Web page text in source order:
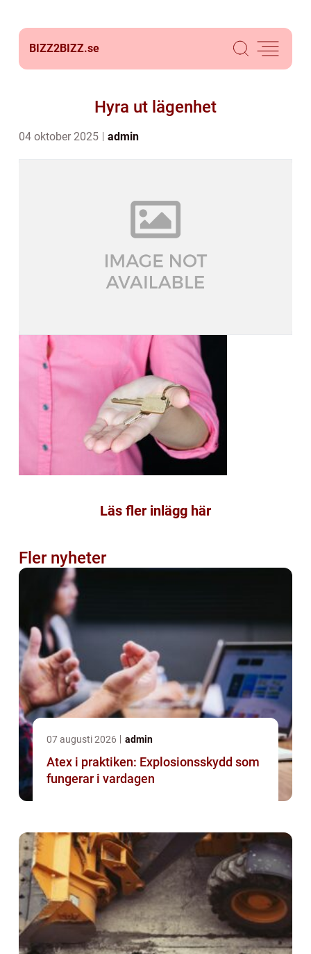
BIZZ2BIZZ.se
Hyra ut lägenhet
04 oktober 2025 admin
Läs fler inlägg här
Fler nyheter
07 augusti 2026 admin
Atex i praktiken: Explosionsskydd som
fungerar i vardagen